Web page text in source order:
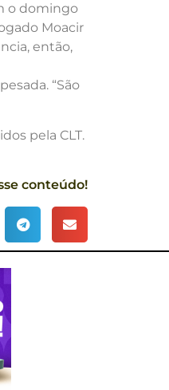
o domingo
Moacir
então,
“São
pela CLT.
conteúdo!